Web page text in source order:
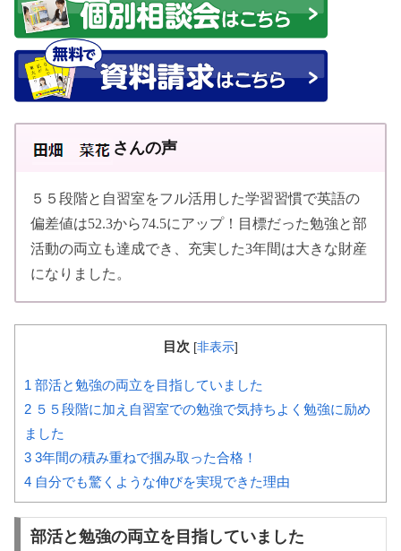
さんの声
５５段階と自習室をフル活用した学習習慣で英語の
偏差値は52.3から74.5にアップ！目標だった勉強と部
活動の両立も達成でき、充実した3年間は大きな財産
になりました。
目次 [非表示]
1 部活と勉強の両立を目指していました
2 ５５段階に加え自習室での勉強で気持ちよく勉強に励め
ました
3 3年間の積み重ねで掴み取った合格！
4 自分でも驚くような伸びを実現できた理由
部活と勉強の両立を目指していました